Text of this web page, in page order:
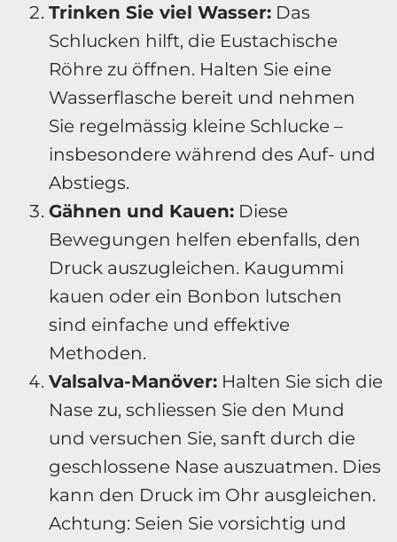
Trinken Sie viel Wasser: Das
Schlucken hilft, die Eustachische
Röhre zu öffnen. Halten Sie eine
Wasserflasche bereit und nehmen
Sie regelmässig kleine Schlucke –
insbesondere während des Auf- und
Abstiegs.
Gähnen und Kauen: Diese
Bewegungen helfen ebenfalls, den
Druck auszugleichen. Kaugummi
kauen oder ein Bonbon lutschen
sind einfache und effektive
Methoden.
Valsalva-Manöver: Halten Sie sich die
Nase zu, schliessen Sie den Mund
und versuchen Sie, sanft durch die
geschlossene Nase auszuatmen. Dies
kann den Druck im Ohr ausgleichen.
Achtung: Seien Sie vorsichtig und